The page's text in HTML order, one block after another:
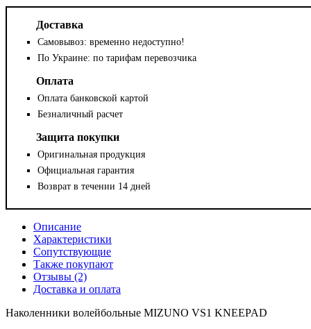
Доставка
Самовывоз: временно недоступно!
По Украине: по тарифам перевозчика
Оплата
Оплата банковской картой
Безналичный расчет
Защита покупки
Оригинальная продукция
Официальная гарантия
Возврат в течении 14 дней
Описание
Характеристики
Сопутствующие
Также покупают
Отзывы (2)
Доставка и оплата
Наколенники волейбольные MIZUNO VS1 KNEEPAD